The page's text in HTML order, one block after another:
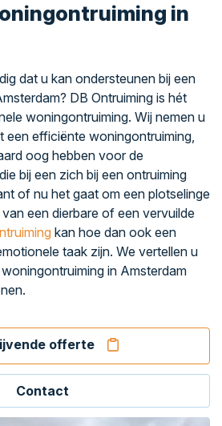
in
dat u kan ondersteunen bij een
DB Ontruiming is hét
woningontruiming. Wij nemen u
een efficiënte woningontruiming,
oog hebben voor de
bij een zich bij een ontruiming
of nu het gaat om een plotselinge
een dierbare of een vervuilde
kan hoe dan ook een
taak zijn. We vertellen u
in Amsterdam
offerte
Contact